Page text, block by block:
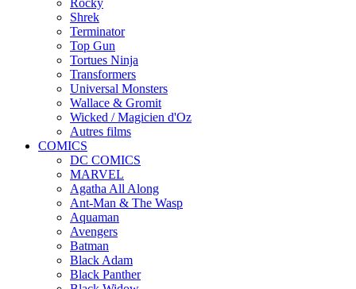
Rocky
Shrek
Terminator
Top Gun
Tortues Ninja
Transformers
Universal Monsters
Wallace & Gromit
Wicked / Magicien d'Oz
Autres films
COMICS
DC COMICS
MARVEL
Agatha All Along
Ant-Man & The Wasp
Aquaman
Avengers
Batman
Black Adam
Black Panther